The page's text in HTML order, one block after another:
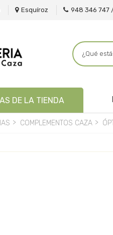
Esquíroz 948 346 747
DE LA TIENDA
COMPLEMENTOS CAZA